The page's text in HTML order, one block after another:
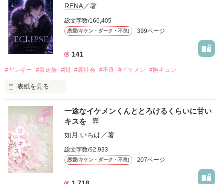
モテる人を好きになるのが怖かった。
だから私は、中学時代に大好きだった彼を自分から振った。
もう会うことはないと思っていたのに、
高校生になって再会した彼は、隣の学校で”王子様”と呼ばれる
他の女の子には冷たいのに
私にだけ昔と変わらない笑顔を向けてくる。
「澪ちゃん。」
それは止まっていた恋が再び動き始める合図──。
✨.ﾟ･*..☆.｡.:*✨.☆.｡.:. *:ﾟ✨.ﾟ･*..☆.｡.:*✨
RENA／著
総文字数/166,405
恋愛(キケン・ダーク・不良) 399ページ
141
#ヤンキー #暴走族 #闇 #裏社会 #不良 #イケメン #胸キュン
表紙を見る
表紙画像はAIです
作品を読む
一途なイケメンくんととろけるくらいに甘い
キスを
完
如月 いちは ／著
総文字数/92,933
恋愛(キケン・ダーク・不良) 207ページ